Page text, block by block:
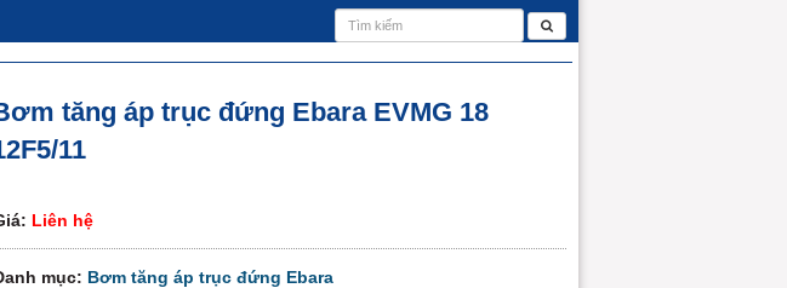
tăng áp trục đứng Ebara EVMG 18
11
Liên hệ
mục: Bơm tăng áp trục đứng Ebara